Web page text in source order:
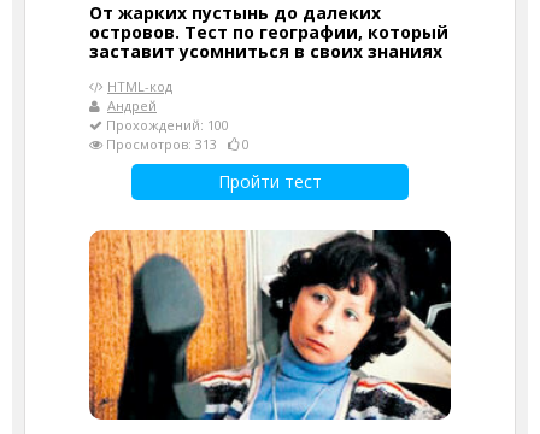
От жарких пустынь до далеких
островов. Тест по географии, который
заставит усомниться в своих знаниях
HTML-код
Андрей
Прохождений: 100
Просмотров: 313
0
Пройти тест